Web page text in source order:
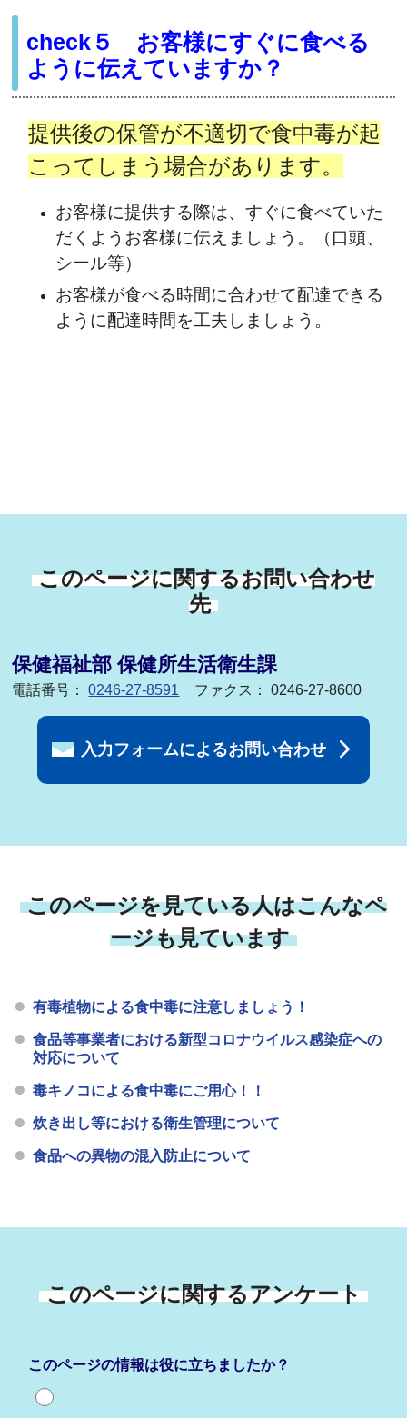
check５ お客様にすぐに食べる
ように伝えていますか？
提供後の保管が不適切で食中毒が起
こってしまう場合があります。
お客様に提供する際は、すぐに食べていた
だくようお客様に伝えましょう。（口頭、
シール等）
お客様が食べる時間に合わせて配達できる
ように配達時間を工夫しましょう。
このページに関するお問い合わせ
先
保健福祉部 保健所生活衛生課
電話番号：0246-27-8591 ファクス： 0246-27-8600
入力フォームによるお問い合わせ
このページを見ている人はこんなペ
ージも見ています
有毒植物による食中毒に注意しましょう！
食品等事業者における新型コロナウイルス感染症への
対応について
毒キノコによる食中毒にご用心！！
炊き出し等における衛生管理について
食品への異物の混入防止について
このページに関するアンケート
このページの情報は役に立ちましたか？